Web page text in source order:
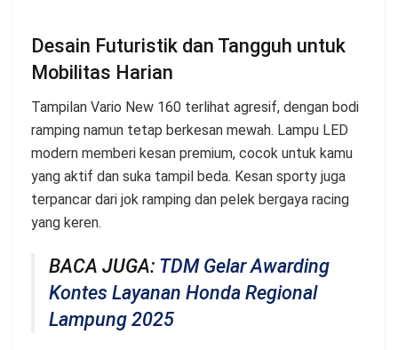
Desain Futuristik dan Tangguh untuk
Mobilitas Harian
Tampilan Vario New 160 terlihat agresif, dengan bodi
ramping namun tetap berkesan mewah. Lampu LED
modern memberi kesan premium, cocok untuk kamu
yang aktif dan suka tampil beda. Kesan sporty juga
terpancar dari jok ramping dan pelek bergaya racing
yang keren.
BACA JUGA: TDM Gelar Awarding
Kontes Layanan Honda Regional
Lampung 2025